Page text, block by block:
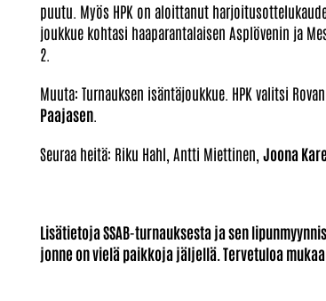
puutu. Myös HPK on aloittanut
joukkue kohtasi haaparantalaisen Asplövenin ja
2.
Muuta: Turnauksen isäntäjoukkue. HPK valitsi
Paajasen
Seuraa heitä: Riku Hahl, Antti Miettinen, Joona
Lisätietoja SSAB-turnauksesta ja sen
jonne on vielä paikkoja jäljellä. Tervetuloa